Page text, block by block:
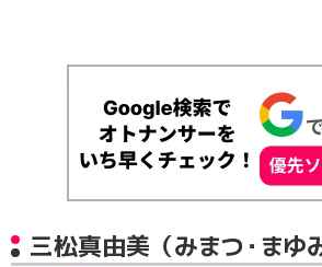
三松真由美（みまつ・まゆ